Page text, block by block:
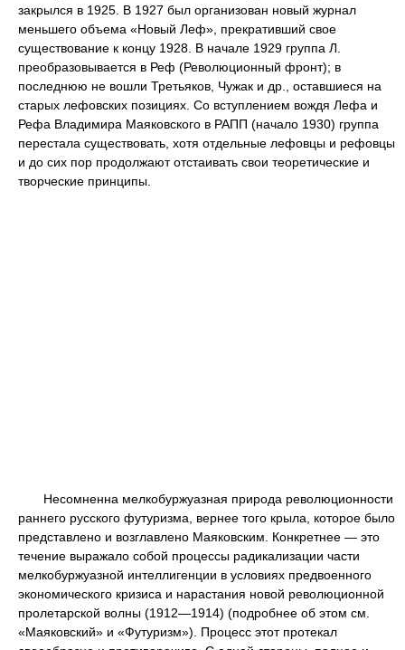
закрылся в 1925. В 1927 был организован новый журнал
меньшего объема «Новый Леф», прекративший свое
существование к концу 1928. В начале 1929 группа Л.
преобразовывается в Реф (Революционный фронт); в
последнюю не вошли Третьяков, Чужак и др., оставшиеся на
старых лефовских позициях. Со вступлением вождя Лефа и
Рефа Владимира Маяковского в РАПП (начало 1930) группа
перестала существовать, хотя отдельные лефовцы и рефовцы
и до сих пор продолжают отстаивать свои теоретические и
творческие принципы.
Несомненна мелкобуржуазная природа революционности
раннего русского футуризма, вернее того крыла, которое было
представлено и возглавлено Маяковским. Конкретнее — это
течение выражало собой процессы радикализации части
мелкобуржуазной интеллигенции в условиях предвоенного
экономического кризиса и нарастания новой революционной
пролетарской волны (1912—1914) (подробнее об этом см.
«Маяковский» и «Футуризм»). Процесс этот протекал